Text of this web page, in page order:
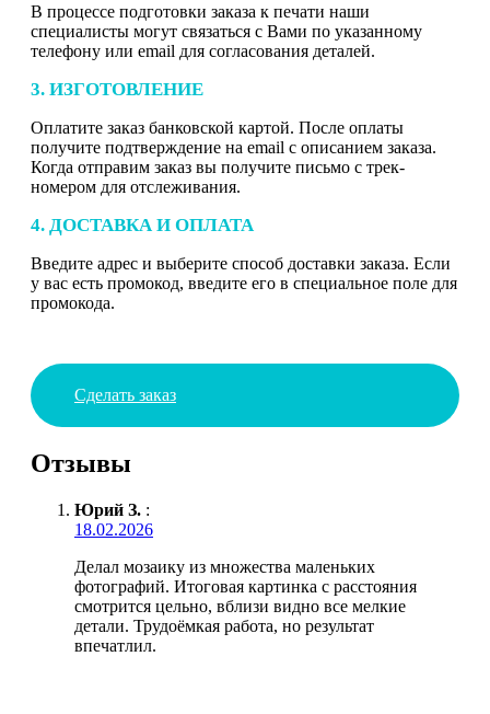
В процессе подготовки заказа к печати наши
специалисты могут связаться с Вами по указанному
телефону или email для согласования деталей.
3. ИЗГОТОВЛЕНИЕ
Оплатите заказ банковской картой. После оплаты
получите подтверждение на email с описанием заказа.
Когда отправим заказ вы получите письмо с трек-
номером для отслеживания.
4. ДОСТАВКА И ОПЛАТА
Введите адрес и выберите способ доставки заказа. Если
у вас есть промокод, введите его в специальное поле для
промокода.
Сделать заказ
Отзывы
Юрий З. :
18.02.2026
Делал мозаику из множества маленьких
фотографий. Итоговая картинка с расстояния
смотрится цельно, вблизи видно все мелкие
детали. Трудоёмкая работа, но результат
впечатлил.